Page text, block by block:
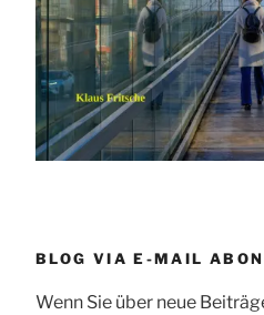
BLOG VIA E-MAIL
Wenn Sie über neue